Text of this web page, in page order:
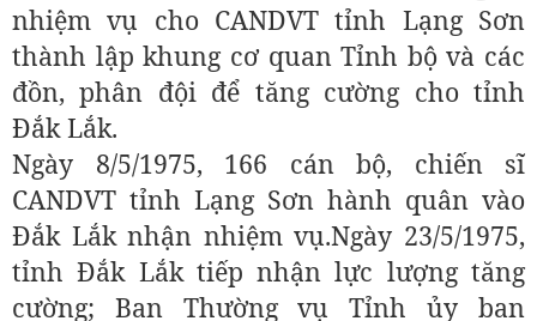
nhiệm vụ cho CANDVT tỉnh Lạng Sơn
thành lập khung cơ quan Tỉnh bộ và các
đồn, phân đội để tăng cường cho tỉnh
Đắk Lắk.
Ngày 8/5/1975, 166 cán bộ, chiến sĩ
CANDVT tỉnh Lạng Sơn hành quân vào
Đắk Lắk nhận nhiệm vụ.Ngày 23/5/1975,
tỉnh Đắk Lắk tiếp nhận lực lượng tăng
cường; Ban Thường vụ Tỉnh ủy ban